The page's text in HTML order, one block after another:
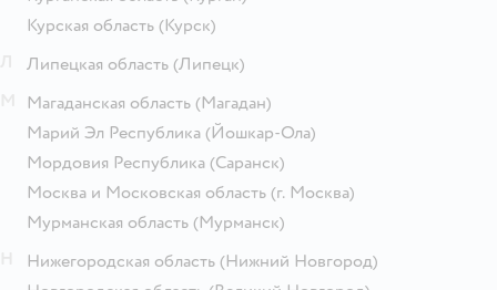
Курская область (Курск)
Липецкая область (Липецк)
Магаданская область (Магадан)
Марий Эл Республика (Йошкар-Ола)
Мордовия Республика (Саранск)
Москва и Московская область (г. Москва)
Мурманская область (Мурманск)
Нижегородская область (Нижний Новгород)